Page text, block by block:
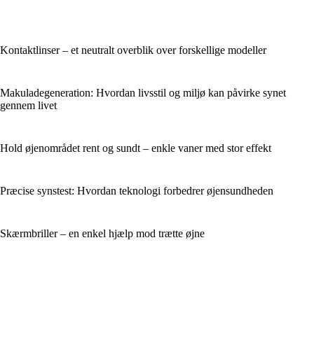
Kontaktlinser – et neutralt overblik over forskellige modeller
Makuladegeneration: Hvordan livsstil og miljø kan påvirke synet
gennem livet
Hold øjenområdet rent og sundt – enkle vaner med stor effekt
Præcise synstest: Hvordan teknologi forbedrer øjensundheden
Skærmbriller – en enkel hjælp mod trætte øjne